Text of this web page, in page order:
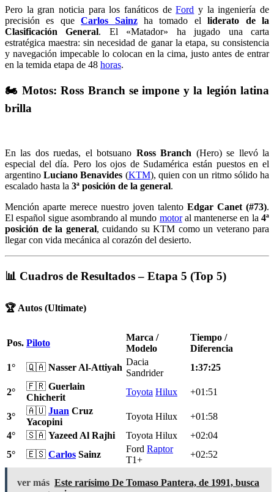
Pero la gran noticia para los fanáticos deFord y la ingeniería de
precisión es queCarlos Sainzha tomado elliderato de la
Clasificación General. El «Matador» ha jugado una carta
estratégica maestra: sin necesidad de ganar la etapa, su consistencia
y navegación impecable lo colocan en la cima, justo antes de entrar
en la temida etapa de 48 horas.
🏍️ Motos: Ross Branch se impone y la legión latina
brilla
En las dos ruedas, el botsuano Ross Branch (Hero) se llevó la
especial del día. Pero los ojos de Sudamérica están puestos en el
argentinoLuciano Benavides (KTM), quien con un ritmo sólido ha
escalado hasta la 3ª posición de la general.
Mención aparte merece nuestro joven talento Edgar Canet (#73).
El español sigue asombrando al mundo motoral mantenerse en la4ª
posición de la general, cuidando su KTM como un veterano para
llegar con vida mecánica al corazón del desierto.
📊 Cuadros de Resultados – Etapa 5 (Top 5)
🏆 Autos (Ultimate)
Pos. Piloto
Marca /
Modelo
Tiempo /
Diferencia
1°
🇶🇦 Nasser Al-Attiyah
Dacia
Sandrider
1:37:25
2°
🇫🇷 Guerlain
Chicherit
Toyota Hilux +01:51
3°
🇦🇺 Juan Cruz
Yacopini
Toyota Hilux
+01:58
4°
🇸🇦 Yazeed Al Rajhi Toyota Hilux
+02:04
5°
🇪🇸 Carlos Sainz
Ford Raptor
T1+
+02:52
ver más Este rarísimo De Tomaso Pantera, de 1991, busca